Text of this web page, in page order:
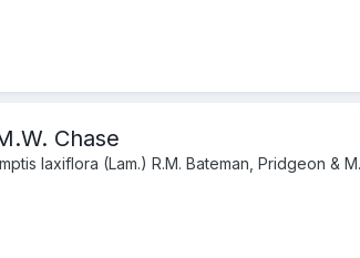
Chase
laxiflora (Lam.) R.M. Bateman, Pridgeon &